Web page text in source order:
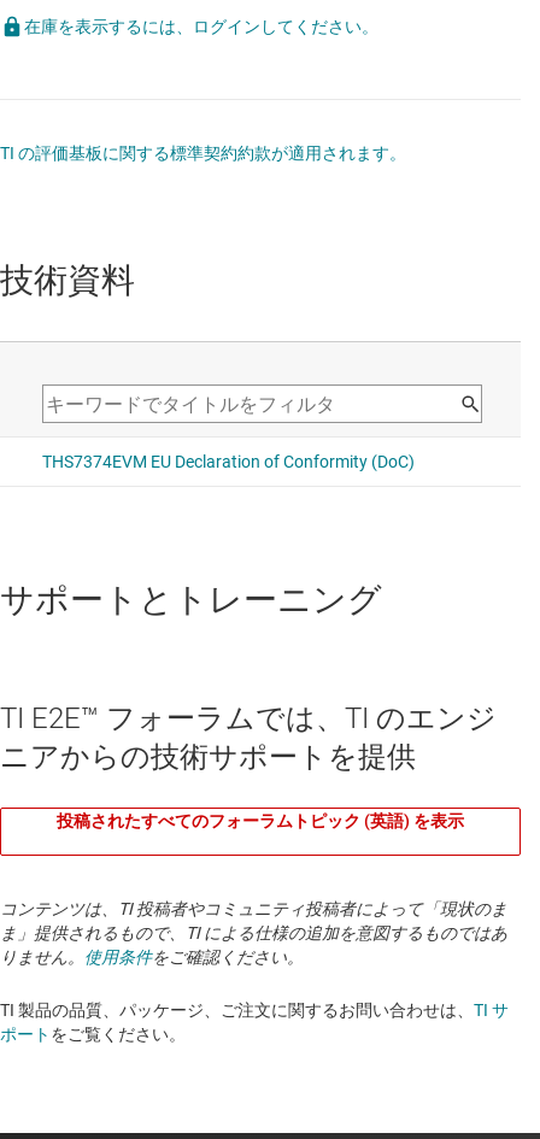
在庫を表示するには、ログインしてください。
TI の評価基板に関する標準契約約款が適用されます。
技術資料
サポートとトレーニング
TI E2E™ フォーラムでは、TI のエンジ
ニアからの技術サポートを提供
投稿されたすべてのフォーラムトピック (英語) を表示
コンテンツは、TI 投稿者やコミュニティ投稿者によって「現状のま
ま」提供されるもので、TI による仕様の追加を意図するものではあ
りません。 使用条件をご確認ください。
TI 製品の品質、パッケージ、ご注文に関するお問い合わせは、 TI サ
ポート をご覧ください。